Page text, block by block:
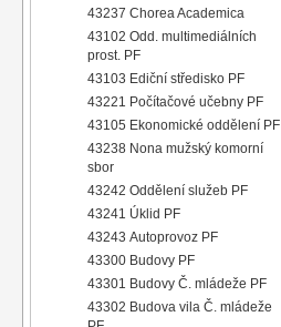
43237 Chorea Academica
43102 Odd. multimediálních
prost. PF
43103 Ediční středisko PF
43221 Počítačové učebny PF
43105 Ekonomické oddělení PF
43238 Nona mužský komorní
sbor
43242 Oddělení služeb PF
43241 Úklid PF
43243 Autoprovoz PF
43300 Budovy PF
43301 Budovy Č. mládeže PF
43302 Budova vila Č. mládeže